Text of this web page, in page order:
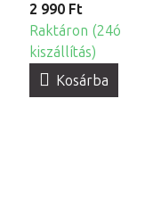
2 990 Ft
Raktáron (24ó
kiszállítás)
Kosárba